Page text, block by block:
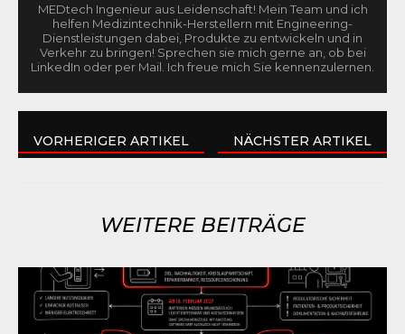
MEDtech Ingenieur aus Leidenschaft! Mein Team und ich
helfen Medizintechnik-Herstellern mit Engineering-
Dienstleistungen dabei, Produkte zu entwickeln und in
Verkehr zu bringen! Sprechen sie mich gerne an, ob bei
LinkedIn oder per Mail. Ich freue mich Sie kennenzulernen.
VORHERIGER ARTIKEL NÄCHSTER ARTIKEL
WEITERE BEITRÄGE